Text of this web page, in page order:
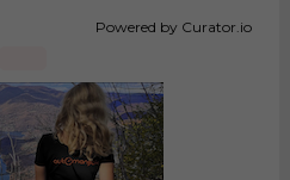
Powered by Curator.io